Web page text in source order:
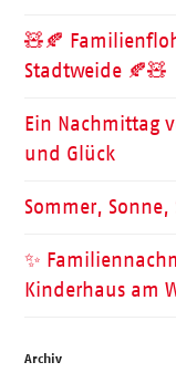
🧸🍂
Stadtweide 🍂🧸
Ein Nachmittag
und Glück
Sommer, Sonne,
✨
Kinderhaus am
Archiv